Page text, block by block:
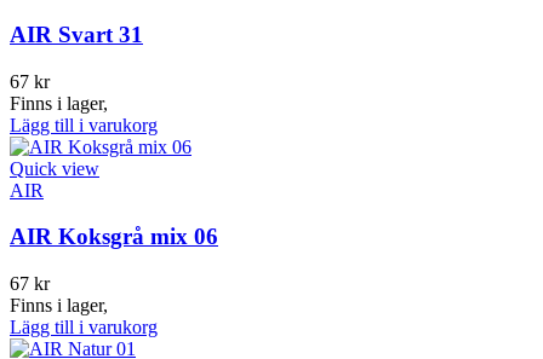
AIR Svart 31
67 kr
Finns i lager,
Lägg till i varukorg
Quick view
AIR
AIR Koksgrå mix 06
67 kr
Finns i lager,
Lägg till i varukorg